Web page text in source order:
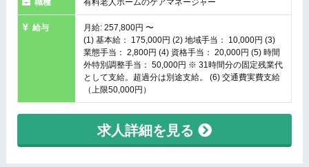
職種 有料老人ホームのケアマネージャー
給与
月給: 257,800円 〜
(1) 基本給： 175,000円 (2) 地域手当： 10,000円 (3)
業態手当： 2,800円 (4) 資格手当： 20,000円 (5) 時間
外特別調整手当： 50,000円 ※ 31時間分の固定残業代
として支給。超過分は別途支給。 (6) 交通費実費支給
（上限50,000円）
求人詳細を見る